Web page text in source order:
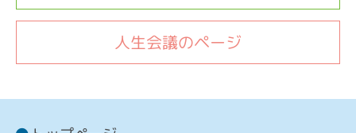
人生会議のページ